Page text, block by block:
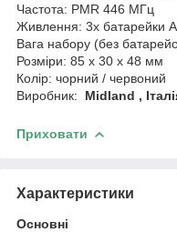
Частота: PMR 446 МГц
Живлення: 3x батарейки
Вага набору (без
Розміри: 85 x 30 x 48 мм
Колір: чорний / червоний
Виробник: Midland ,
Приховати
Характеристики
Основні